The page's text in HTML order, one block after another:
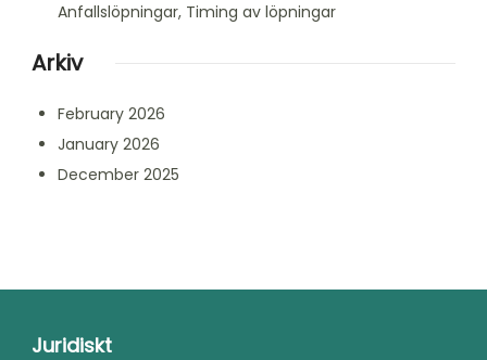
Anfallslöpningar, Timing av löpningar
Arkiv
February 2026
January 2026
December 2025
Juridiskt